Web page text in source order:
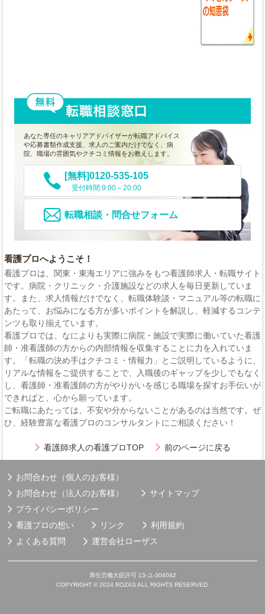
あなた専任のキャリアアドバイザーが転職アドバイス
や応募書類作成支援、求人のご案内だけでなく、病
院、職場の雰囲気やクチコミ情報をお教えします。
[無料]0120-535-105
受付時間:9:00～20:00
転職相談・問合せフォーム
看護プロへようこそ！
看護プロは、関東・東海エリアに強みをもつ看護師求人・転職サイト
です。病院・クリニック・介護施設などの求人を毎日更新していま
す。また、求人情報だけでなく、転職体験談・マニュアル等の転職に
あたって、お悩みになる方が多いポイントを解説し、軽減するコンテ
ンツも取り揃えています。
看護プロでは、なによりも実際に病院・施設で実際に働いていた看護
師・准看護師の方からの内部情報を収集することに力を入れていま
す。「転職の決め手はクチコミ・情報力」とご説明しているように、
リアルな情報をご提供することで、入職後のギャップを少しでもなく
し、看護師・准看護師の方がやりがいを感じる職場を探すお手伝いが
できればと、心から願っています。
ご転職にあたっては、不安や分からないことがあるのは当然です。ぜ
ひ、経験豊富な看護プロのコンサルタントにご相談ください！
看護師求人の看護プロTOP 前のページに戻る
お問合わせ（個人のお客様）
お問合わせ（法人のお客様）
サイトマップ
プライバシーポリシー
看護プロの想い
リンク
利用規約
よくある質問
運営会社ローザス
厚生労働大臣許可 13-ユ-304042
COPYRIGHT © 2024 ROZAS ALL RIGHTS RESERVED.